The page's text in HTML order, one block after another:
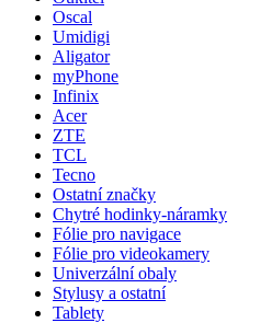
Oscal
Umidigi
Aligator
myPhone
Infinix
Acer
ZTE
TCL
Tecno
Ostatní značky
Chytré hodinky-náramky
Fólie pro navigace
Fólie pro videokamery
Univerzální obaly
Stylusy a ostatní
Tablety